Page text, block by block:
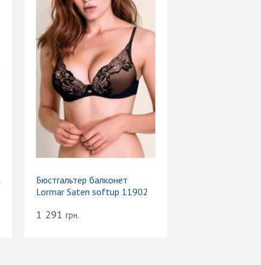
Бюстгальтер балконет
Lormar Saten softup 11902
1 291грн.